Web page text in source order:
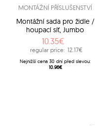
MONTÁŽNÍ PŘÍSLUŠENSTVÍ
Montážní sada pro židle /
houpací síť, Jumbo
10.35€
regular price: 12.17€
Nejnižší cena 30 dní před slevou:
10.96€